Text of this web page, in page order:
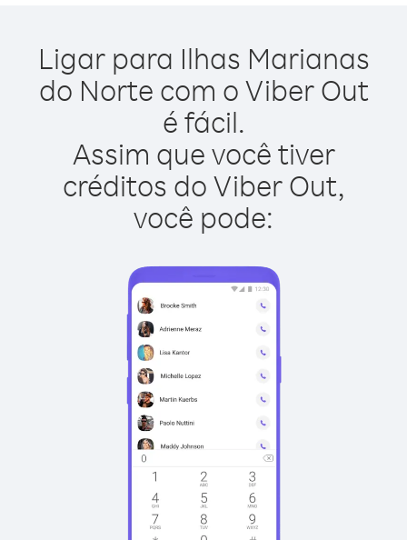
Ligar para Ilhas Marianas
do Norte com o Viber Out
é fácil.
Assim que você tiver
créditos do Viber Out,
você pode: